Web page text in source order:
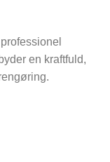
en kraftfuld,